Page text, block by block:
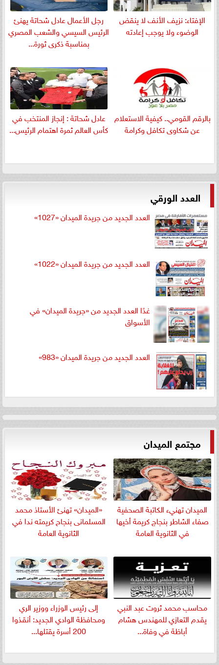
الإفتاء: نزيف الأنف لا ينقض
الوضوء ولا يوجب إعادته
رجل الأعمال عادل شحاتة يهنئ
الرئيس السيسي والشعب المصري
بمناسبة ذكرى ثورة...
بالرقم القومي.. كيفية الاستعلام
عن شكاوى تكافل وكرامة
عادل شحاتة : إنجاز المنتخب في
كأس العالم ثمرة اهتمام الرئيس...
العدد الورقي
العدد الجديد من جريدة الميدان «1027»
العدد الجديد من جريدة الميدان «1022»
غدًا العدد الجديد من «جريدة الميدان» في
الأسواق
العدد الجديد من جريدة الميدان «983»
مجتمع الميدان
الميدان تهنيء الكاتبة الصحفية
صفاء الشاطر بنجاج كريمة أخيها
في الثانوية العامة
«الميدان» تهنئ الأستاذ محمد
المسلمانى بنجاح كريمته ندا في
الثانوية العامة
​محاسب محمد ثروت عبد النبي
يقدم التعازي للمهندس هشام
أباظة في وفاة...
إلى رئيس الوزراء ووزير الري
ومحافظة الوادي الجديد: أنقذوا
200 أسرة يقتلها...